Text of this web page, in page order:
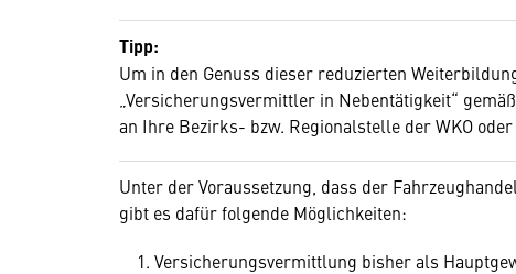
Tipp:
Um in den Genuss dieser reduzierten
„Versicherungsvermittler in Nebentätigkeit“
an Ihre Bezirks- bzw. Regionalstelle der WKO
Unter der Voraussetzung, dass der
gibt es dafür folgende Möglichkeiten:
Versicherungsvermittlung bisher als